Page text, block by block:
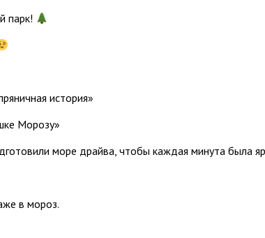
парк!
история»
Морозу»
море драйва, чтобы каждая минута была
в мороз.